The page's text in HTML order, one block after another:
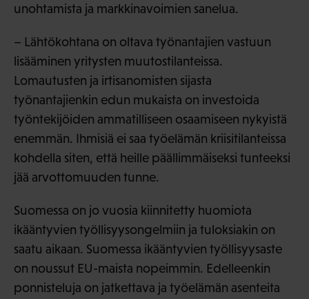
unohtamista ja markkinavoimien sanelua.
– Lähtökohtana on oltava työnantajien vastuun
lisääminen yritysten muutostilanteissa.
Lomautusten ja irtisanomisten sijasta
työnantajienkin edun mukaista on investoida
työntekijöiden ammatilliseen osaamiseen nykyistä
enemmän. Ihmisiä ei saa työelämän kriisitilanteissa
kohdella siten, että heille päällimmäiseksi tunteeksi
jää arvottomuuden tunne.
Suomessa on jo vuosia kiinnitetty huomiota
ikääntyvien työllisyysongelmiin ja tuloksiakin on
saatu aikaan. Suomessa ikääntyvien työllisyysaste
on noussut EU-maista nopeimmin. Edelleenkin
ponnisteluja on jatkettava ja työelämän asenteita